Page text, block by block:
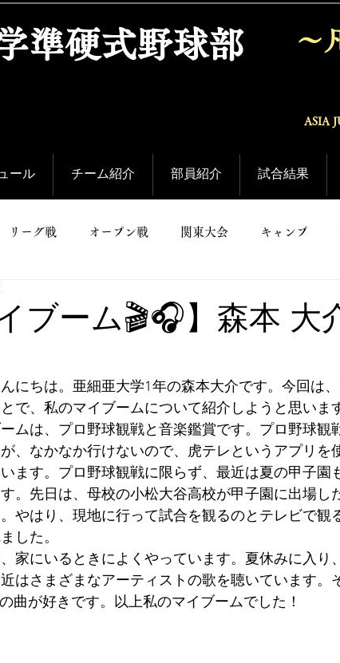
準硬式野球部 〜
ASIA
ール チーム紹介 部員紹介 試合結果
リーグ戦 オープン戦 関東大会 キャンプ
イブーム🎬🎧】森本 大
にちは。亜細亜大学1年の森本大介です。今回は
で、私のマイブームについて紹介しようと思いま
ムは、プロ野球観戦と音楽鑑賞です。プロ野球観
、なかなか行けないので、虎テレというアプリを
ます。プロ野球観戦に限らず、最近は夏の甲子園
。先日は、母校の小松大谷高校が甲子園に出場し
やはり、現地に行って試合を観るのとテレビで観
した。
家にいるときによくやっています。夏休みに入り
はさまざまなアーティストの歌を聴いています。
曲が好きです。以上私のマイブームでした！